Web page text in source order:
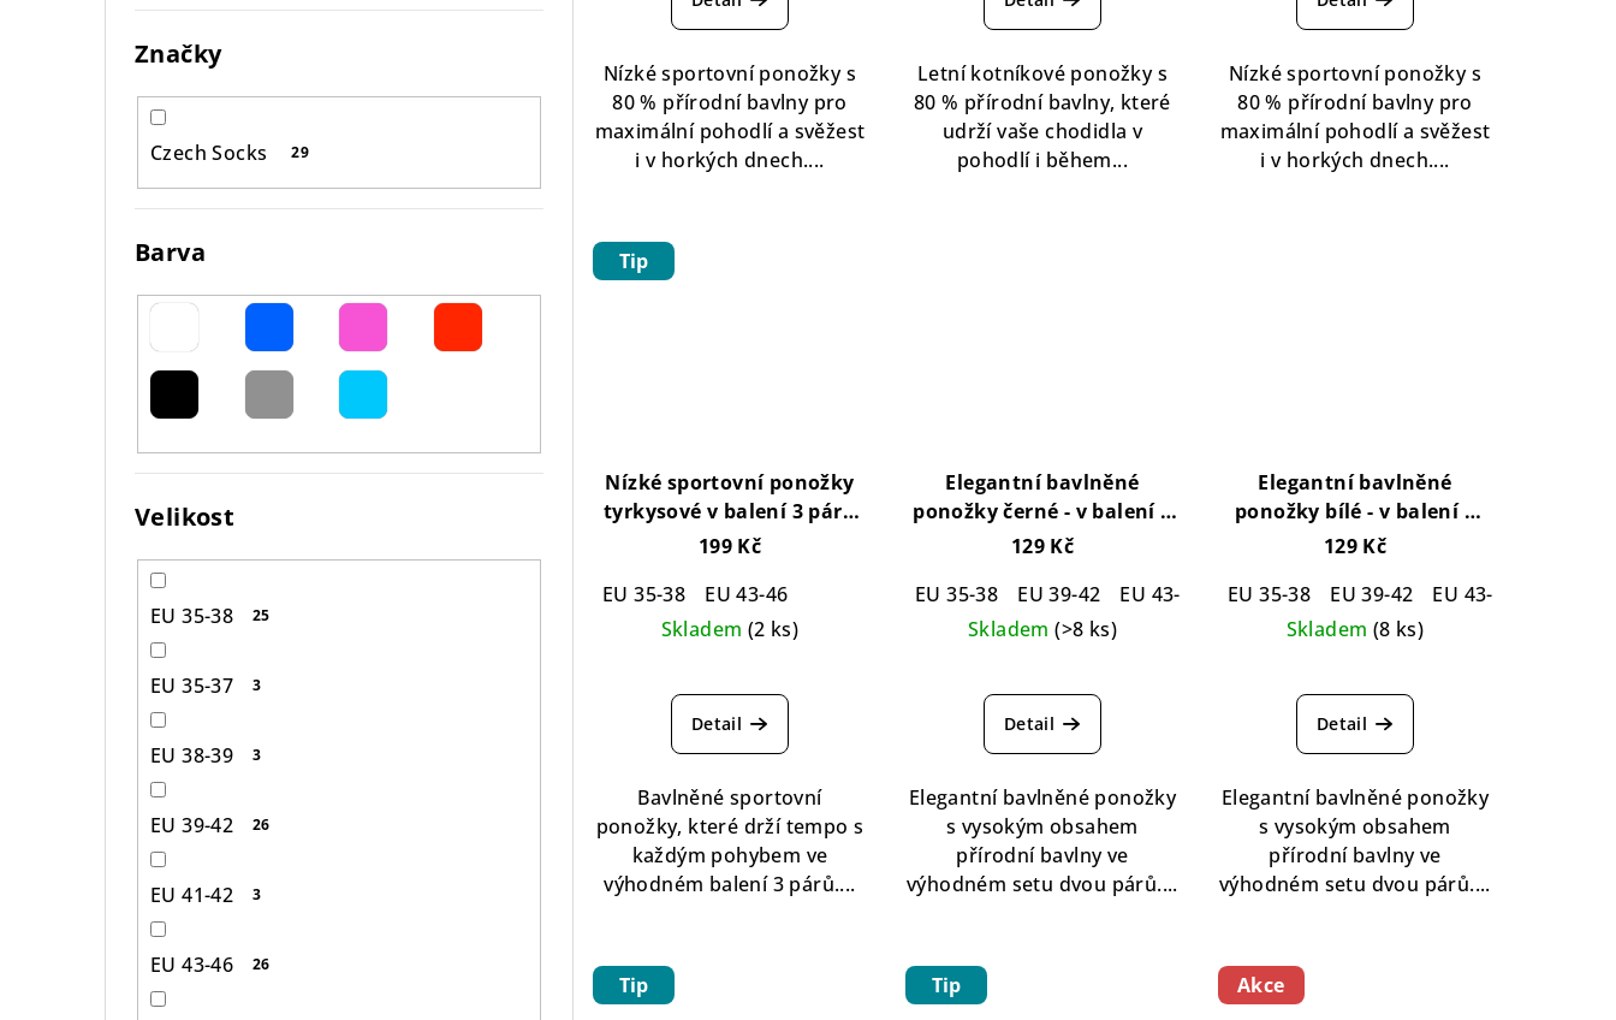
Značky
Czech Socks 29
Barva
Velikost
EU 35-38 25
EU 35-37 3
EU 38-39 3
EU 39-42 26
EU 41-42 3
EU 43-46 26
ů
produktu
je
5,0
z
5
hvězdiček.
Nízké sportovní ponožky s
80 % přírodní bavlny pro
maximální pohodlí a svěžest
i v horkých dnech....
produktu
je
5,0
z
5
hvězdiček.
Letní kotníkové ponožky s
80 % přírodní bavlny, které
udrží vaše chodidla v
pohodlí i během...
produktu
je
5,0
z
5
hvězdiček.
Nízké sportovní ponožky s
80 % přírodní bavlny pro
maximální pohodlí a svěžest
i v horkých dnech....
Tip
Nízké sportovní ponožky
tyrkysové v balení 3 párů
Snake Cotton Socks
199 Kč
EU 35-38
EU 43-46
Skladem (2 ks)
hodnocení
produktu
je
4,5
z
5
hvězdiček.
Detail
Bavlněné sportovní
ponožky, které drží tempo s
každým pohybem ve
výhodném balení 3 párů....
Elegantní bavlněné
ponožky černé - v balení 2
Simply Cotton Black
129 Kč
EU 35-38
EU 39-42
EU 43-46
Skladem(>8 ks)
hodnocení
produktu
je
4,5
z
5
hvězdiček.
Detail
Elegantní bavlněné ponožky
s vysokým obsahem
přírodní bavlny ve
výhodném setu dvou párů....
Elegantní bavlněné
ponožky bílé - v balení 2
Simply Cotton White
129 Kč
EU 35-38
EU 39-42
EU 43-46
Skladem (8 ks)
Detail
Elegantní bavlněné ponožky
s vysokým obsahem
přírodní bavlny ve
výhodném setu dvou párů....
Tip Tip Akce